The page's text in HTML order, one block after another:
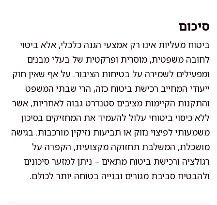
סיכום
ביטוח מעליות אינו רק אמצעי הגנה כלכלי, אלא ביטוי
לחובה משפטית, מוסרית ופרקטית של בעלי מבנים
ומפעילים לשמירה על בטיחות הציבור. על אף שאין חוק
ייעודי המחייב רכישת ביטוח כזה, הרי שבתי המשפט
והתקנות הקיימות מציבים סטנדרט גבוה לאחריות, אשר
ללא כיסוי ביטוחי עלול להעמיד את המחזיקים בסיכון
משמעותי לפיצוי נזוק או תביעות נזיקין מורכבות. בגישה
מושכלת, המשלבת תחזוקה מקצועית, הקפדה על
רגולציה ורכישת ביטוח מתאים – ניתן למזער סיכונים
ולהבטיח סביבת מגורים ובנייה בטוחה יותר לכולם.